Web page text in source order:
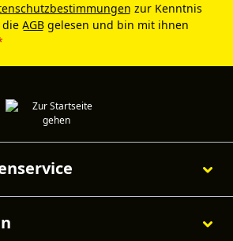
zur Kenntnis
AGB gelesen und bin mit ihnen